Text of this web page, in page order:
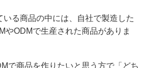
いる商品の中には、自社で製造した
やODMで生産された商品がありま
で商品を作りたいと思う方で「どち